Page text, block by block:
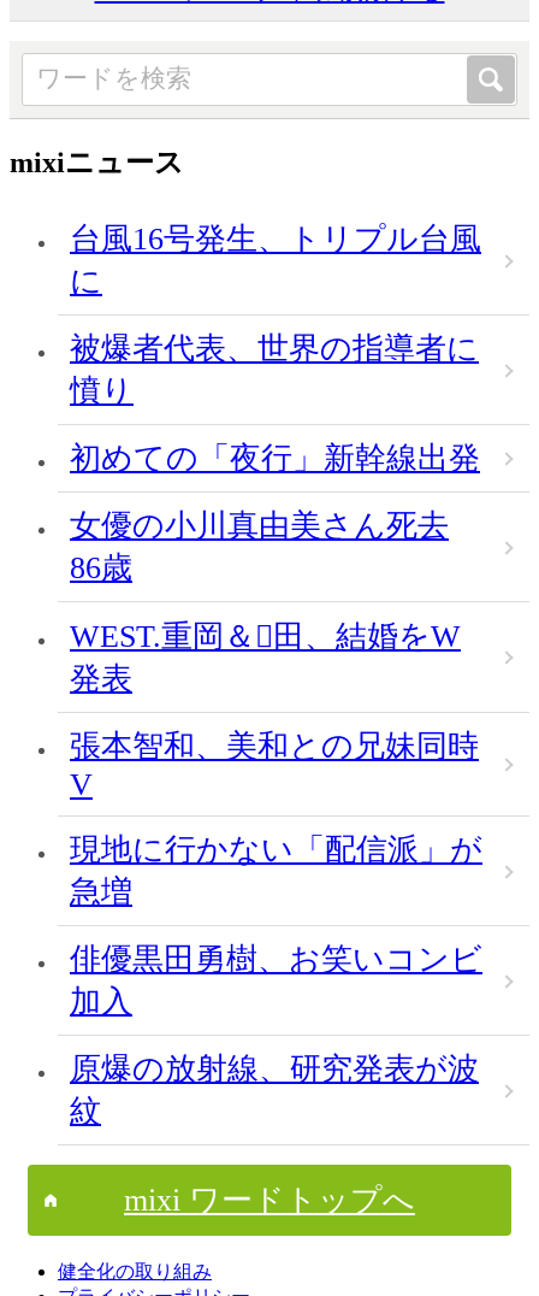
mixiニュース
台風16号発生、トリプル台風
に
被爆者代表、世界の指導者に
憤り
初めての「夜行」新幹線出発
女優の小川真由美さん死去
86歳
WEST.重岡＆田、結婚をW
発表
張本智和、美和との兄妹同時
V
現地に行かない「配信派」が
急増
俳優黒田勇樹、お笑いコンビ
加入
原爆の放射線、研究発表が波
紋
mixi ワードトップへ
健全化の取り組み